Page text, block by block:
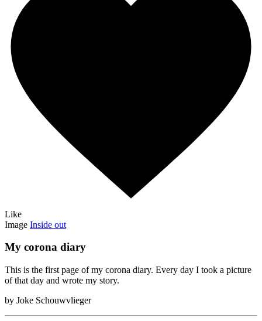
Like
Image Inside out
My corona diary
This is the first page of my corona diary. Every day I took a picture
of that day and wrote my story.
by Joke Schouwvlieger